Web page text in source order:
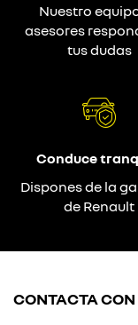
Nuestro
asesores
tus dudas
Conduce
Dispones de la
de Renault
CONTACTA